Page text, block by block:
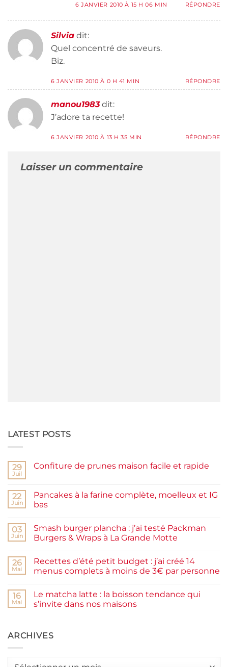
6 JANVIER 2010 À 15 H 06 MIN RÉPONDRE
Silvia dit:
Quel concentré de saveurs.
Biz.
6 JANVIER 2010 À 0 H 41 MIN RÉPONDRE
manou1983 dit:
J’adore ta recette!
6 JANVIER 2010 À 13 H 35 MIN RÉPONDRE
Laisser un commentaire
LATEST POSTS
29
Juil
Confiture de prunes maison facile et rapide
Confiture
de
prunes
et
rapide
22
Juin
Pancakes à la farine complète, moelleux et IG
bas
sur
Pancakes
à
complète,
et
03
Juin
Smash burger plancha : j’ai testé Packman
Burgers & Wraps à La Grande Motte
sur
burger
testé
Packman
Burgers &
Grande
Motte
26
Mai
Recettes d’été petit budget : j’ai créé 14
menus complets à moins de 3€ par personne
sur
Recettes
d’été
j’ai
créé
16
Mai
Le matcha latte : la boisson tendance qui
s’invite dans nos maisons
Le
matcha
ARCHIVES
Archives